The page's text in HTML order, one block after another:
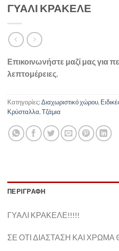
ΓΥΑΛΙ ΚΡΑΚΕΛΕ
Επικοινωνήστε μαζί μας για
λεπτομέρειες.
Κατηγορίες:Διαχωριστικό χώρου,
Κρύσταλλα,Τζάμια
ΠΕΡΙΓΡΑΦΉ
ΓΥΑΛΙ ΚΡΑΚΕΛΕ!!!!!
ΣΕ ΟΤΙ ΔΙΑΣΤΑΣΗ ΚΑΙ